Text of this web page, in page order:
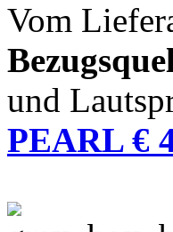
Vom
und
PEARL €